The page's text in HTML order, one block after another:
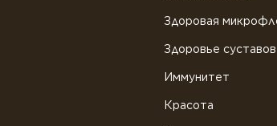
Здоровая
Здоровье суставов
Иммунитет
Красота